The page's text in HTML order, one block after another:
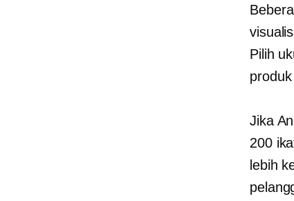
Pilih
Jika
200
lebih